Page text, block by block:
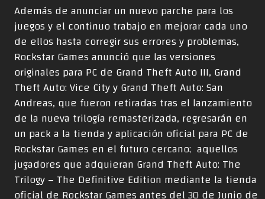
Además de anunciar un nuevo parche para los
juegos y el continuo trabajo en mejorar cada uno
de ellos hasta corregir sus errores y problemas,
Rockstar Games anunció que las versiones
originales para PC de Grand Theft Auto III, Grand
Theft Auto: Vice City y Grand Theft Auto: San
Andreas, que fueron retiradas tras el lanzamiento
de la nueva trilogía remasterizada, regresarán en
un pack a la tienda y aplicación oficial para PC de
Rockstar Games en el futuro cercano; aquellos
jugadores que adquieran Grand Theft Auto: The
Trilogy – The Definitive Edition mediante la tienda
oficial de Rockstar Games antes del 30 de Junio de